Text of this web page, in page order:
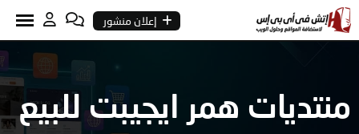
Skip
to
إعلان منشور
منتديات همر ايجيبت للبيع